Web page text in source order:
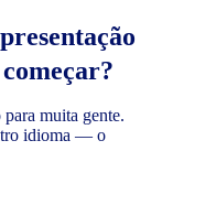
muita gente.
idioma — o